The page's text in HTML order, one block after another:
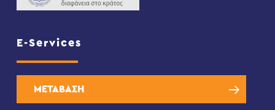
E-Services
ΜΕΤΑΒΑΣΗ